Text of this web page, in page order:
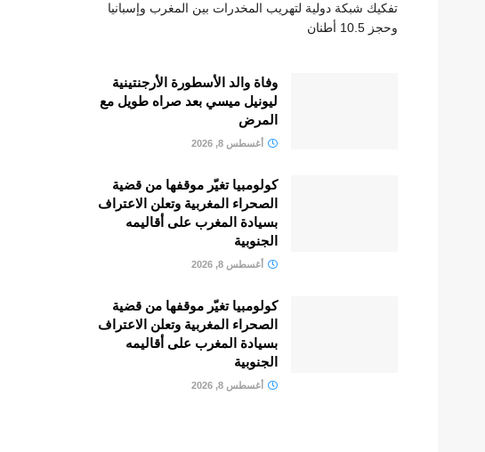
تفكيك شبكة دولية لتهريب المخدرات بين المغرب وإسبانيا
وحجز 10.5 أطنان
وفاة والد الأسطورة الأرجنتينية
ليونيل ميسي بعد صراه طويل مع
المرض
أغسطس 8, 2026
كولومبيا تغيّر موقفها من قضية
الصحراء المغربية وتعلن الاعتراف
بسيادة المغرب على أقاليمه
الجنوبية
أغسطس 8, 2026
كولومبيا تغيّر موقفها من قضية
الصحراء المغربية وتعلن الاعتراف
بسيادة المغرب على أقاليمه
الجنوبية
أغسطس 8, 2026